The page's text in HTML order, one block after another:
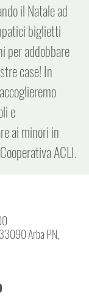
il Natale ad
biglietti
per addobbare
case! In
e
ai minori in
ACLI.
Arba PN,